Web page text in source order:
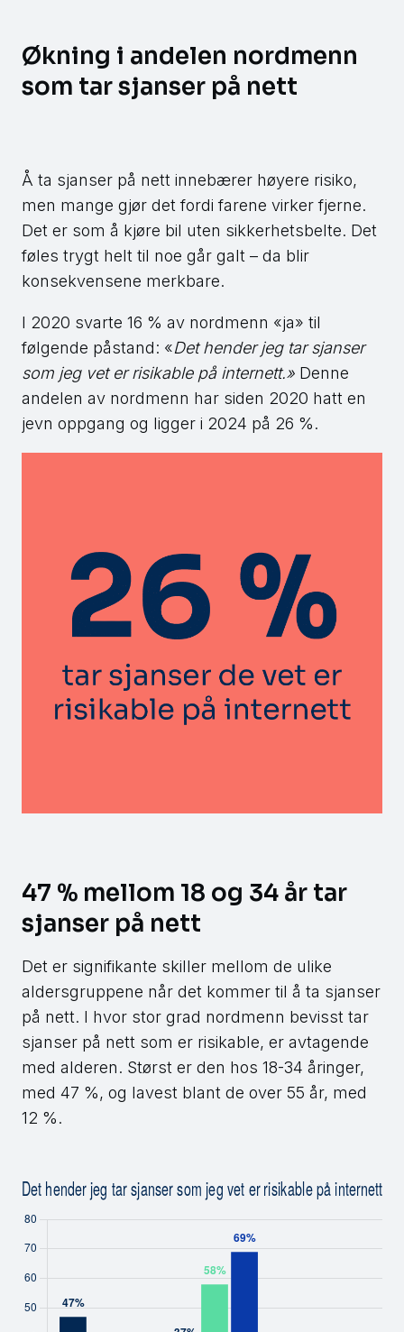
Økning i andelen nordmenn
som tar sjanser på nett
Å ta sjanser på nett innebærer høyere risiko,
men mange gjør det fordi farene virker fjerne.
Det er som å kjøre bil uten sikkerhetsbelte. Det
føles trygt helt til noe går galt – da blir
konsekvensene merkbare.
I 2020 svarte 16 % av nordmenn «ja» til
følgende påstand: «Det hender jeg tar sjanser
som jeg vet er risikable på internett.» Denne
andelen av nordmenn har siden 2020 hatt en
jevn oppgang og ligger i 2024 på 26 %.
47 % mellom 18 og 34 år tar
sjanser på nett
Det er signifikante skiller mellom de ulike
aldersgruppene når det kommer til å ta sjanser
på nett. I hvor stor grad nordmenn bevisst tar
sjanser på nett som er risikable, er avtagende
med alderen. Størst er den hos 18-34 åringer,
med 47 %, og lavest blant de over 55 år, med
12 %.